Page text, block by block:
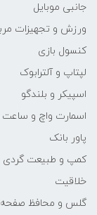
جانبی موبایل
ورزش و تجهیزات
کنسول بازی
لپتاپ و آلترابوک
اسپیکر و بلندگو
اسمارت واچ و
پاور بانک
کمپ و طبیعت گردی
خلاقیت
گلس و محافظ صفحه